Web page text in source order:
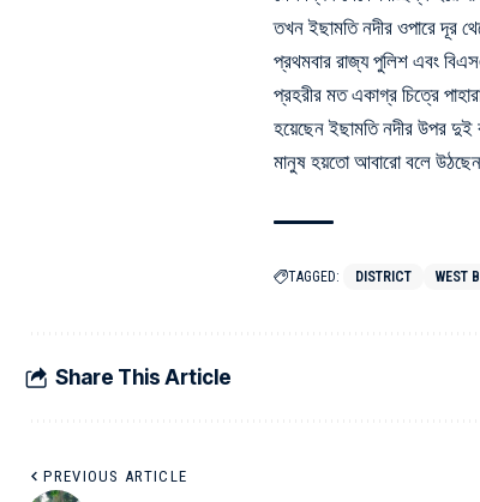
তখন ইছামতি নদীর ওপারে দূর
প্রথমবার রাজ্য পুলিশ এবং
প্রহরীর মত একাগ্র চিত্রে
হয়েছেন ইছামতি নদীর উপর দুই
মানুষ হয়তো আবারো বলে
TAGGED: DISTRICT WEST
Share This Article
PREVIOUS ARTICLE